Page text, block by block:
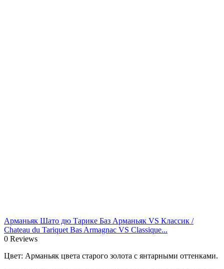
Арманьяк Шато дю Тарике Баз Арманьяк VS Классик /
Chateau du Tariquet Bas Armagnac VS Classique...
0 Reviews
Цвет: Арманьяк цвета старого золота с янтарными оттенками.